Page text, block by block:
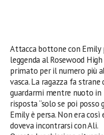
Attacca bottone con Emily
leggenda al Rosewood
primato per il numero più
vasca. La ragazza fa
guardarmi mentre nuoto in
risposta “solo se poi
Emily è persa. Non era così
doveva incontrarsi con Ali.